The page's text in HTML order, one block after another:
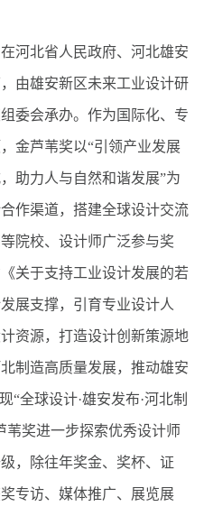
北省人民政府、河北雄安
由雄安新区未来工业设计研
委会承办。作为国际化、专
金芦苇奖以“引领产业发展
助力人与自然和谐发展”为
作渠道，搭建全球设计交流
院校、设计师广泛参与奖
关于支持工业设计发展的若
展支撑，引育专业设计人
资源，打造设计创新策源地
制造高质量发展，推动雄安
“全球设计·雄安发布·河北制
苇奖进一步探索优秀设计师
，除往年奖金、奖杯、证
专访、媒体推广、展览展